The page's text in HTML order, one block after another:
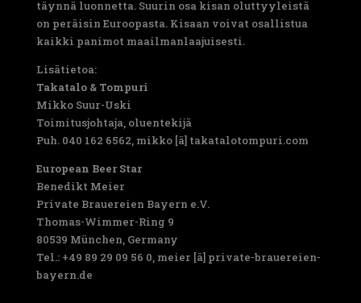
täynnä luonnetta. Suurin osa kisan oluttyyleistä
on peräisin Euroopasta. Kisaan voivat osallistua
kaikki panimot maailmanlaajuisesti.
Lisätietoa:
Takatalo & Tompuri
Mikko Suur-Uski
Toimitusjohtaja, oluentekijä
Puh. 040 162 6562, mikko [ä] takatalotompuri.com
European Beer Star
Benedikt Meier
Private Brauereien Bayern e.V.
Thomas-Wimmer-Ring 9
80539 München, Germany
Tel.: +49 89 29 09 56 0, meier [ä] private-brauereien-
bayern.de